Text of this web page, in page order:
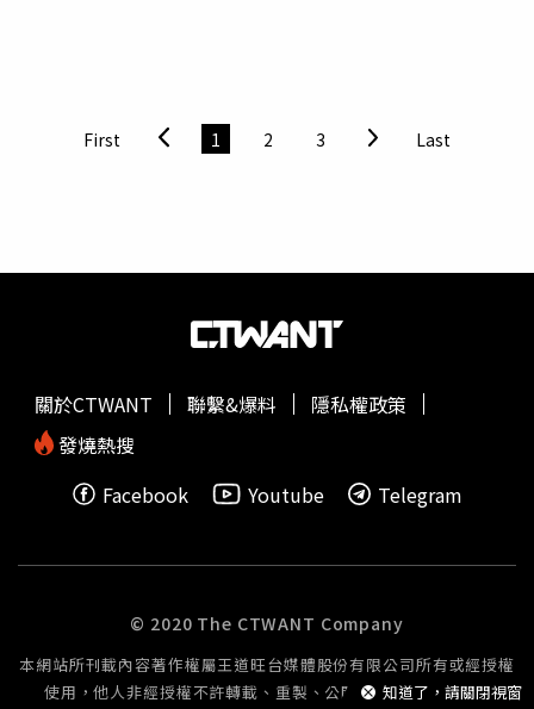
示，呼籲國民黨，不用擋！千萬不要當民進黨的煞車皮，就
讓民進黨自己執政、自己負責！滿志剛提到，民進黨現在最
不用承擔修法通過後的國安風險。滿志剛說，但還記得
案。那一次，國民黨看破手腳，不只不阻擋，還大喊「讓他
過」、「幫忙付二讀費」。結果呢？民進黨自己嚇死了！最
下千古笑話：「柯總召當黑暗騎士，我當小丑又何妨？」滿
志剛表示，今年又是選舉年，民進黨故技重施想犧牲國家安
人看清楚，這輛失速列車是會真的撞上去？還是駕駛員會再
First 1 2 3 Last
知道了，請關閉視窗
關於CTWANT 聯繫&爆料
隱私權政策
發燒熱搜
Facebook
Youtube Telegram
© 2020 The CTWANT Company
本網站所刊載內容著作權屬王道旺台媒體股份有限公司所有或經授權
使用，他人非經授權不許轉載、重製、公開播送或公開傳輸。